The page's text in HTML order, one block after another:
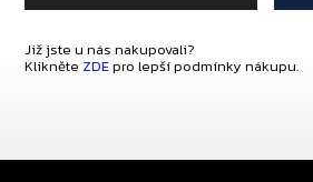
Již jste u nás nakupovali?
Klikněte ZDEpro lepší podmínky nákupu.